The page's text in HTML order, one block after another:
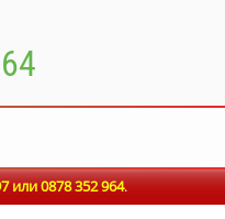
или0878 352 964.